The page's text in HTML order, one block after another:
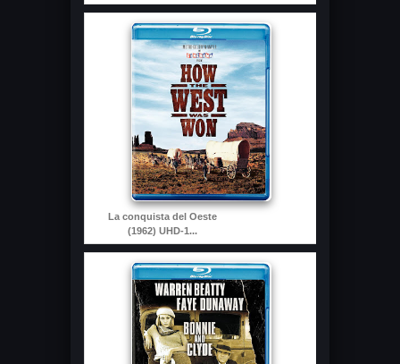
La conquista del Oeste
(1962) UHD-1...